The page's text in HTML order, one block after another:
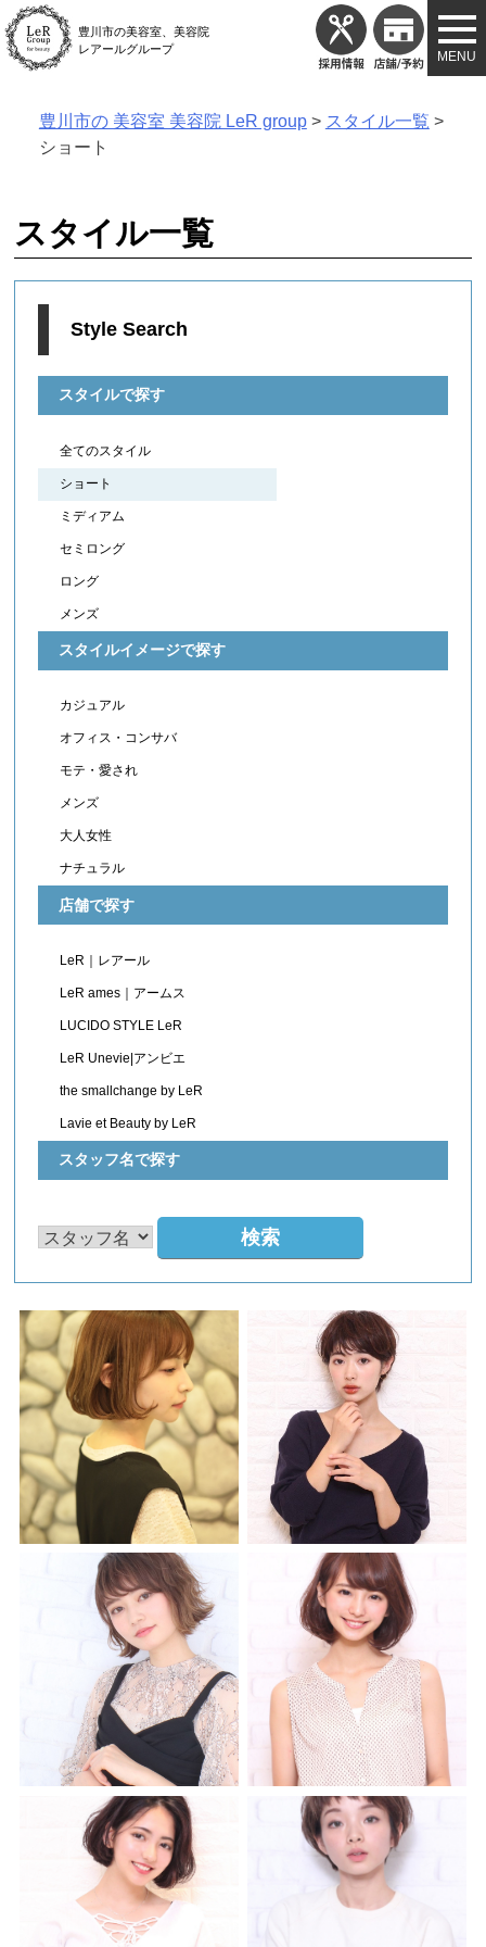
Skip
to
content
豊川市の美容室、美容院
レアールグループ
豊川市の 美容室 美容院 LeR group> スタイル一覧 >
ショート
スタイル一覧
Style Search
スタイルで探す
全てのスタイル
ショート
ミディアム
セミロング
ロング
メンズ
スタイルイメージで探す
カジュアル
オフィス・コンサバ
モテ・愛され
メンズ
大人女性
ナチュラル
店舗で探す
LeR｜レアール
LeR ames｜アームス
LUCIDO STYLE LeR
LeR Unevie|アンビエ
the smallchange by LeR
Lavie et Beauty by LeR
スタッフ名で探す